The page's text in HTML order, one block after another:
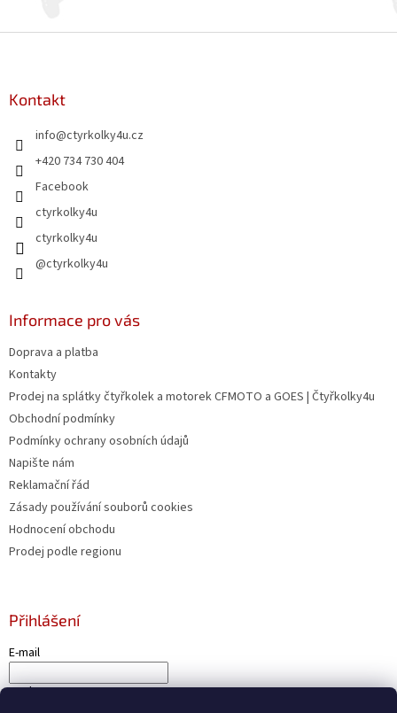
Kontakt
info@ctyrkolky4u.cz
+420 734 730 404
Facebook
ctyrkolky4u
ctyrkolky4u
@ctyrkolky4u
Informace pro vás
Doprava a platba
Kontakty
Prodej na splátky čtyřkolek a motorek CFMOTO a GOES | Čtyřkolky4u
Obchodní podmínky
Podmínky ochrany osobních údajů
Napište nám
Reklamační řád
Zásady používání souborů cookies
Hodnocení obchodu
Prodej podle regionu
Přihlášení
E-mail
Heslo